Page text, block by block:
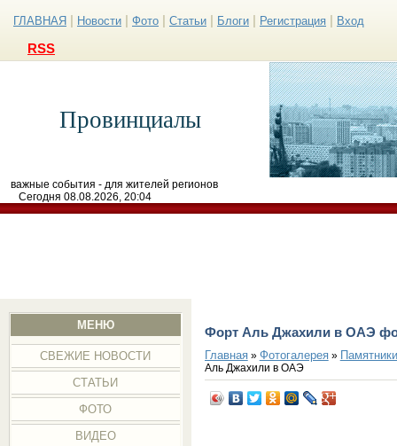
ГЛАВНАЯ Новости Фото Статьи Блоги Регистрация Вход
RSS
Провинциалы
важные события - для жителей регионов
Сегодня 08.08.2026, 20:04
МЕНЮ
СВЕЖИЕ НОВОСТИ
СТАТЬИ
ФОТО
ВИДЕО
Форт Аль Джахили в ОАЭ
Главная» Фотогалерея»
Аль Джахили в ОАЭ